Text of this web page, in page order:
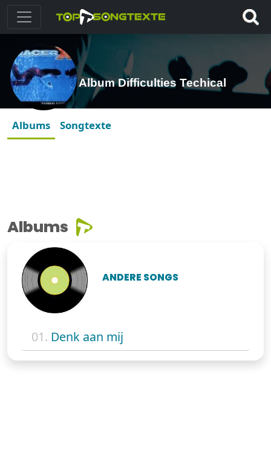
Album Difficulties Techical
Albums Songtexte
Albums
ANDERE SONGS
01. Denk aan mij